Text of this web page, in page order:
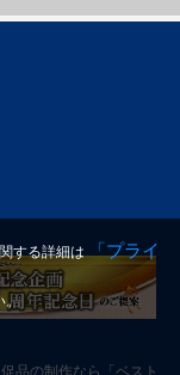
品の制作なら「ベスト
する詳細は
「プライ
。